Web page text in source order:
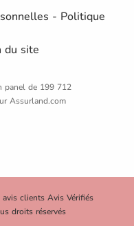
- Politique
du site
panel de 199 712
Assurland.com
clients Avis Vérifiés
droits réservés